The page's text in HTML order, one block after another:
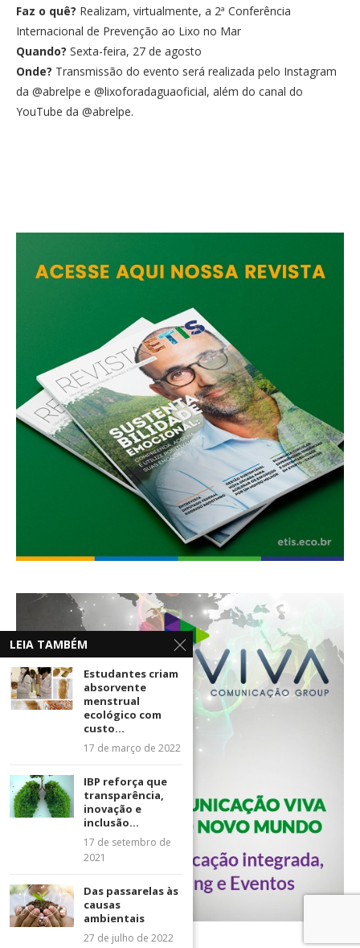
Faz o quê? Realizam, virtualmente, a 2ª Conferência
Internacional de Prevenção ao Lixo no Mar
Quando? Sexta-feira, 27 de agosto
Onde? Transmissão do evento será realizada pelo Instagram
da @abrelpe e @lixoforadaguaoficial, além do canal do
YouTube da @abrelpe.
LEIA TAMBÉM
Estudantes criam
absorvente
menstrual
ecológico com
custo...
17 de março de 2022
IBP reforça que
transparência,
inovação e
inclusão...
17 de setembro de
2021
Das passarelas às
causas
ambientais
27 de julho de 2022